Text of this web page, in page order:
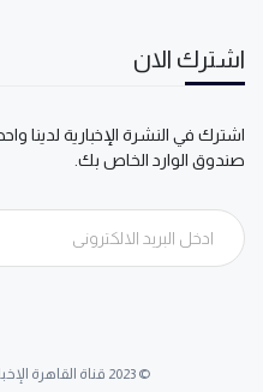
اشترك الان
اشترك في النشرة الإخبارية لدينا
صندوق الوارد الخاص بك.
© 2023 قناة القاهرة الإخبارية. جميع الحقوق محفوظة.